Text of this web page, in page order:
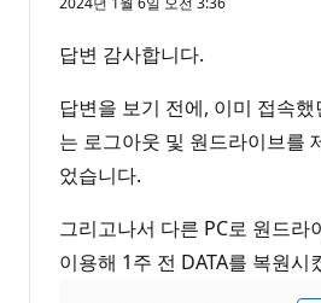
답변 감사합니다.
답변을 보기 전에, 이미 접속했
는 로그아웃 및 원드라이브를
었습니다.
그리고나서 다른 PC로 원드라
이용해 1주 전 DATA를 복원시